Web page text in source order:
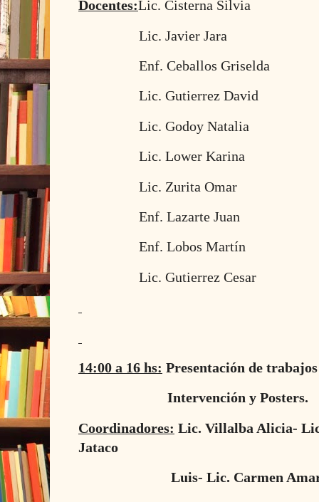
Docentes:Lic. Cisterna Silvia
Lic. Javier Jara
Enf. Ceballos Griselda
Lic. Gutierrez David
Lic. Godoy Natalia
Lic. Lower Karina
Lic. Zurita Omar
Enf. Lazarte Juan
Enf. Lobos Martín
Lic. Gutierrez Cesar
14:00 a 16 hs: Presentación de
Intervención y Posters.
Coordinadores: Lic. Villalba Alicia-
Jataco
Luis- Lic. Carmen